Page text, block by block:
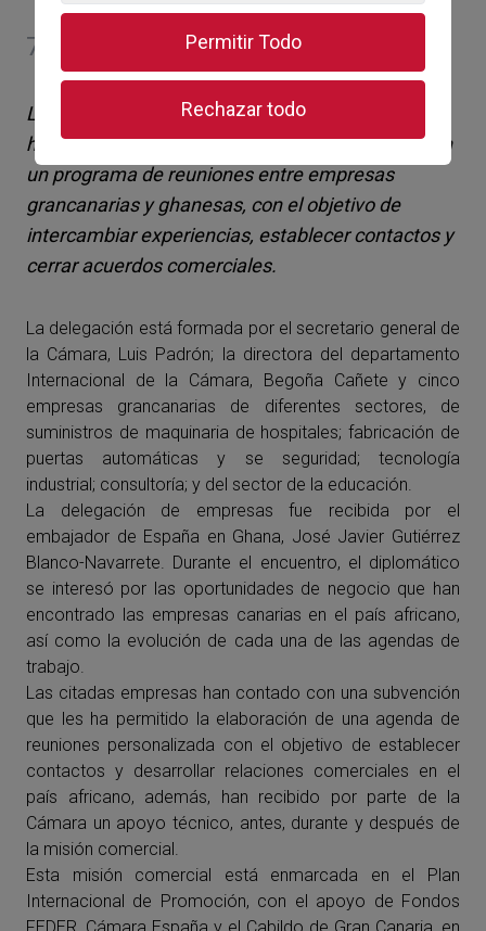
7 de octubre de 2021
La Cámara Oficial de Comercio de Gran Canaria
ha organizado una misión comercial a Ghana, con
un programa de reuniones entre empresas
grancanarias y ghanesas, con el objetivo de
intercambiar experiencias, establecer contactos y
cerrar acuerdos comerciales.
La delegación está formada por el secretario general de
la Cámara, Luis Padrón; la directora del departamento
Internacional de la Cámara, Begoña Cañete y cinco
empresas grancanarias de diferentes sectores, de
suministros de maquinaria de hospitales; fabricación de
puertas automáticas y se seguridad; tecnología
industrial; consultoría; y del sector de la educación.
La delegación de empresas fue recibida por el
embajador de España en Ghana, José Javier Gutiérrez
Blanco-Navarrete. Durante el encuentro, el diplomático
se interesó por las oportunidades de negocio que han
encontrado las empresas canarias en el país africano,
así como la evolución de cada una de las agendas de
trabajo.
Las citadas empresas han contado con una subvención
que les ha permitido la elaboración de una agenda de
reuniones personalizada con el objetivo de establecer
contactos y desarrollar relaciones comerciales en el
país africano, además, han recibido por parte de la
Cámara un apoyo técnico, antes, durante y después de
la misión comercial.
Esta misión comercial está enmarcada en el Plan
Internacional de Promoción, con el apoyo de Fondos
Permitir Todo
Rechazar todo